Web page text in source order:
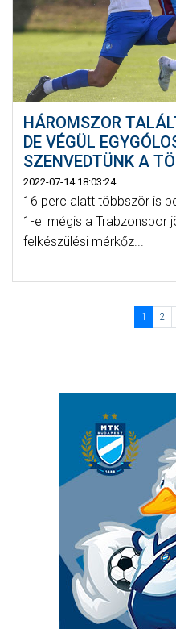
HÁROMSZOR
DE VÉGÜL
SZENVEDTÜNK A
2022-07-14 18:03:24
16 perc alatt többször is
1-el mégis a Trabzonspor
felkészülési mérkőz...
1 2